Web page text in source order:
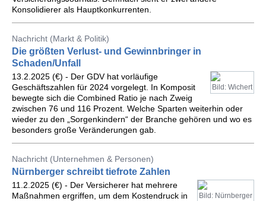
Konsolidierer als Hauptkonkurrenten.
Nachricht (Markt & Politik)
Die größten Verlust- und Gewinnbringer in
Schaden/Unfall
Bild: Wichert
13.2.2025 (€) - Der GDV hat vorläufige
Geschäftszahlen für 2024 vorgelegt. In Komposit
bewegte sich die Combined Ratio je nach Zweig
zwischen 76 und 116 Prozent. Welche Sparten weiterhin oder
wieder zu den „Sorgenkindern“ der Branche gehören und wo es
besonders große Veränderungen gab.
Nachricht (Unternehmen & Personen)
Nürnberger schreibt tiefrote Zahlen
Bild: Nürnberger
11.2.2025 (€) - Der Versicherer hat mehrere
Maßnahmen ergriffen, um dem Kostendruck in